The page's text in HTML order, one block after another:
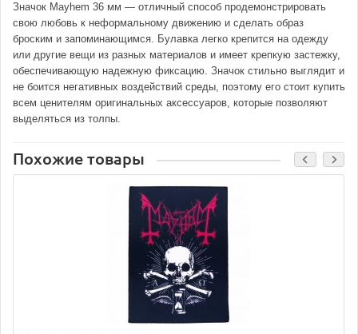
Значок Mayhem 36 мм — отличный способ продемонстрировать
свою любовь к неформальному движению и сделать образ
броским и запоминающимся. Булавка легко крепится на одежду
или другие вещи из разных материалов и имеет крепкую застежку,
обеспечивающую надежную фиксацию. Значок стильно выглядит и
не боится негативных воздействий среды, поэтому его стоит купить
всем ценителям оригинальных аксессуаров, которые позволяют
выделяться из толпы.
Похожие товары